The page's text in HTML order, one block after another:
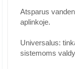
Atsparus
aplinkoje.
Universalus:
sistemoms